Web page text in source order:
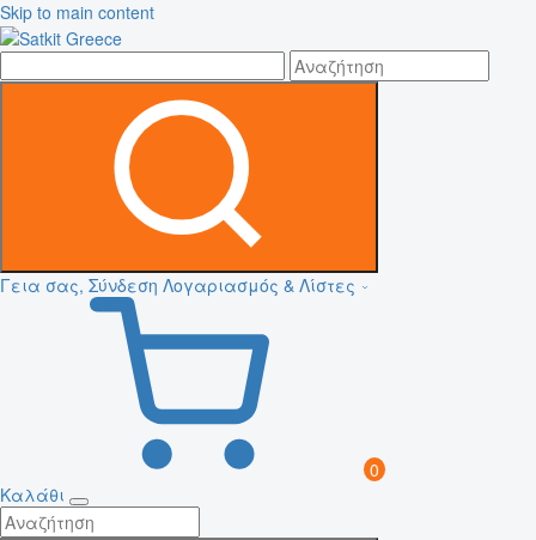
Skip to main content
Γεια σας, Σύνδεση Λογαριασμός & Λίστες
0
Καλάθι